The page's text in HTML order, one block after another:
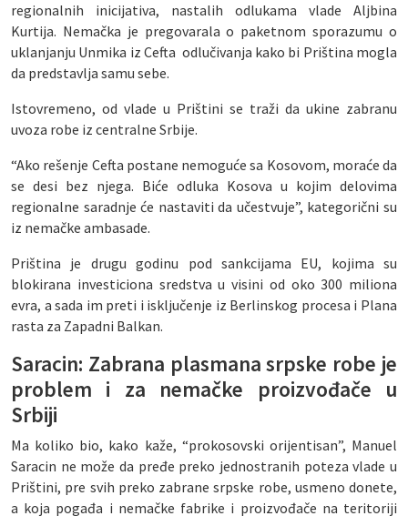
regionalnih inicijativa, nastalih odlukama vlade Aljbina
Kurtija. Nemačka je pregovarala o paketnom sporazumu o
uklanjanju Unmika iz Cefta odlučivanja kako bi Priština mogla
da predstavlja samu sebe.
Istovremeno, od vlade u Prištini se traži da ukine zabranu
uvoza robe iz centralne Srbije.
“Ako rešenje Cefta postane nemoguće sa Kosovom, moraće da
se desi bez njega. Biće odluka Kosova u kojim delovima
regionalne saradnje će nastaviti da učestvuje”, kategorični su
iz nemačke ambasade.
Priština je drugu godinu pod sankcijama EU, kojima su
blokirana investiciona sredstva u visini od oko 300 miliona
evra, a sada im preti i isključenje iz Berlinskog procesa i Plana
rasta za Zapadni Balkan.
Saracin: Zabrana plasmana srpske robe je
problem i za nemačke proizvođače u
Srbiji
Ma koliko bio, kako kaže, “prokosovski orijentisan”, Manuel
Saracin ne može da pređe preko jednostranih poteza vlade u
Prištini, pre svih preko zabrane srpske robe, usmeno donete,
a koja pogađa i nemačke fabrike i proizvođače na teritoriji